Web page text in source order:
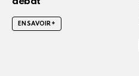
EN SAVOIR +